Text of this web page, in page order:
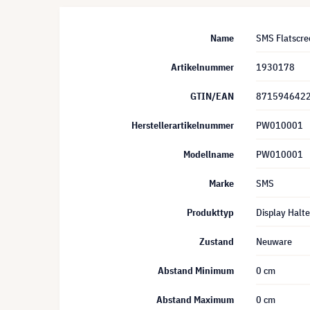
Name SMS
Artikelnummer 1930178
GTIN/EAN
Herstellerartikelnummer PW010001
Modellname PW010001
Marke SMS
Produkttyp Display
Zustand Neuware
Abstand Minimum 0 cm
Abstand Maximum 0 cm